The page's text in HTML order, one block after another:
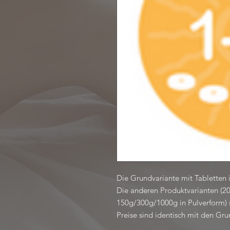
Die Grundvariante mit Tabletten
Die anderen Produktvarianten
150g/300g/1000g in
Preise sind identisch mit den